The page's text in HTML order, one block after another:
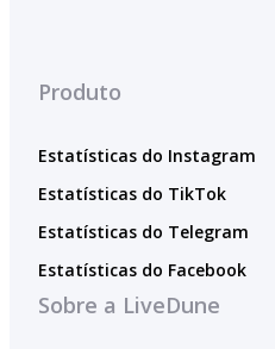
Produto
Estatísticas do Instagram
Estatísticas do TikTok
Estatísticas do Telegram
Estatísticas do Facebook
Sobre a LiveDune